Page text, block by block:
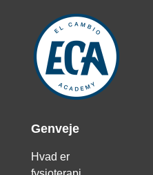
Genveje
Hvad er